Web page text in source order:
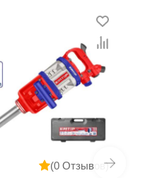
(0 Отзывов)